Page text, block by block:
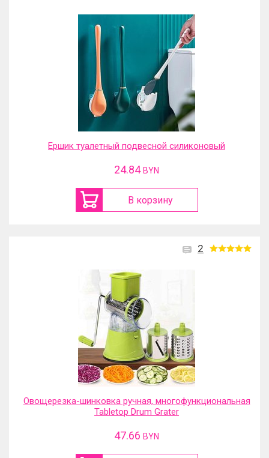
Ершик туалетный подвесной силиконовый
24.84 BYN
В корзину
2
Овощерезка-шинковка ручная, многофункциональная
Tabletop Drum Grater
47.66 BYN